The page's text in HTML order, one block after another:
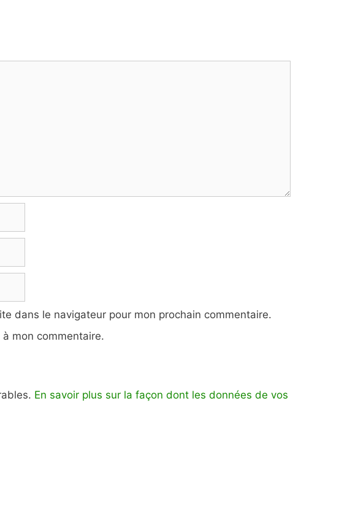
dans le navigateur pour mon prochain commentaire.
mon commentaire.
En savoir plus sur la façon dont les données de vos